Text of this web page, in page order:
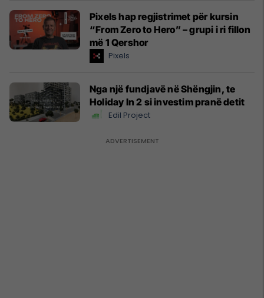
Pixels hap regjistrimet për kursin
“From Zero to Hero” – grupi i ri fillon
më 1 Qershor
Pixels
Nga një fundjavë në Shëngjin, te
Holiday In 2 si investim pranë detit
Edil Project